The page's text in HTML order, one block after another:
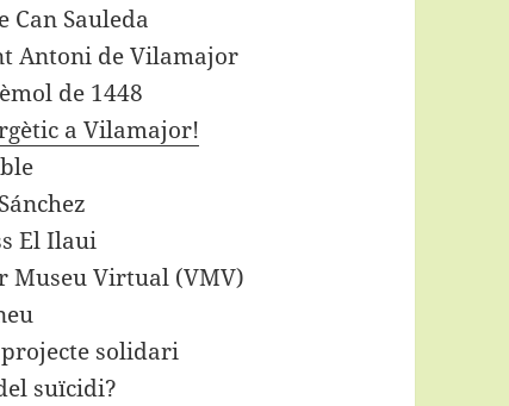
Can Sauleda
Antoni de Vilamajor
de 1448
a Vilamajor!
El Ilaui
Museu Virtual (VMV)
projecte solidari
suïcidi?